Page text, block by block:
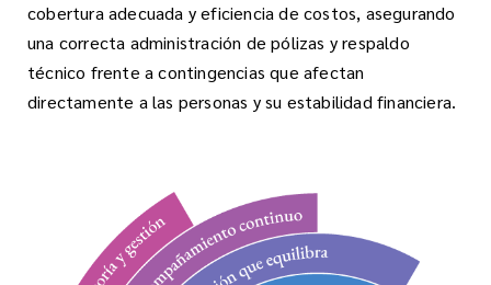
cobertura adecuada y eficiencia de costos, asegurando
una correcta administración de pólizas y respaldo
técnico frente a contingencias que afectan
directamente a las personas y su estabilidad financiera.